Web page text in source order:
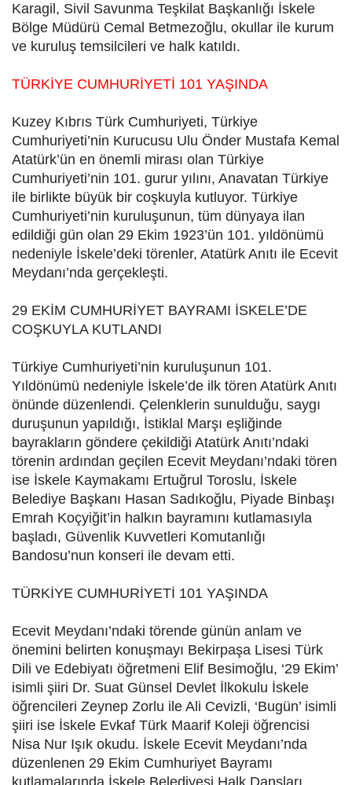
Karagil, Sivil Savunma Teşkilat Başkanlığı İskele
Bölge Müdürü Cemal Betmezoğlu, okullar ile kurum
ve kuruluş temsilcileri ve halk katıldı.
TÜRKİYE CUMHURİYETİ 101 YAŞINDA
Kuzey Kıbrıs Türk Cumhuriyeti, Türkiye
Cumhuriyeti’nin Kurucusu Ulu Önder Mustafa Kemal
Atatürk’ün en önemli mirası olan Türkiye
Cumhuriyeti’nin 101. gurur yılını, Anavatan Türkiye
ile birlikte büyük bir coşkuyla kutluyor. Türkiye
Cumhuriyeti’nin kuruluşunun, tüm dünyaya ilan
edildiği gün olan 29 Ekim 1923’ün 101. yıldönümü
nedeniyle İskele’deki törenler, Atatürk Anıtı ile Ecevit
Meydanı’nda gerçekleşti.
29 EKİM CUMHURİYET BAYRAMI İSKELE’DE
COŞKUYLA KUTLANDI
Türkiye Cumhuriyeti’nin kuruluşunun 101.
Yıldönümü nedeniyle İskele’de ilk tören Atatürk Anıtı
önünde düzenlendi. Çelenklerin sunulduğu, saygı
duruşunun yapıldığı, İstiklal Marşı eşliğinde
bayrakların göndere çekildiği Atatürk Anıtı’ndaki
törenin ardından geçilen Ecevit Meydanı’ndaki tören
ise İskele Kaymakamı Ertuğrul Toroslu, İskele
Belediye Başkanı Hasan Sadıkoğlu, Piyade Binbaşı
Emrah Koçyiğit’in halkın bayramını kutlamasıyla
başladı, Güvenlik Kuvvetleri Komutanlığı
Bandosu’nun konseri ile devam etti.
TÜRKİYE CUMHURİYETİ 101 YAŞINDA
Ecevit Meydanı’ndaki törende günün anlam ve
önemini belirten konuşmayı Bekirpaşa Lisesi Türk
Dili ve Edebiyatı öğretmeni Elif Besimoğlu, ‘29 Ekim’
isimli şiiri Dr. Suat Günsel Devlet İlkokulu İskele
öğrencileri Zeynep Zorlu ile Ali Cevizli, ‘Bugün’ isimli
şiiri ise İskele Evkaf Türk Maarif Koleji öğrencisi
Nisa Nur Işık okudu. İskele Ecevit Meydanı’nda
düzenlenen 29 Ekim Cumhuriyet Bayramı